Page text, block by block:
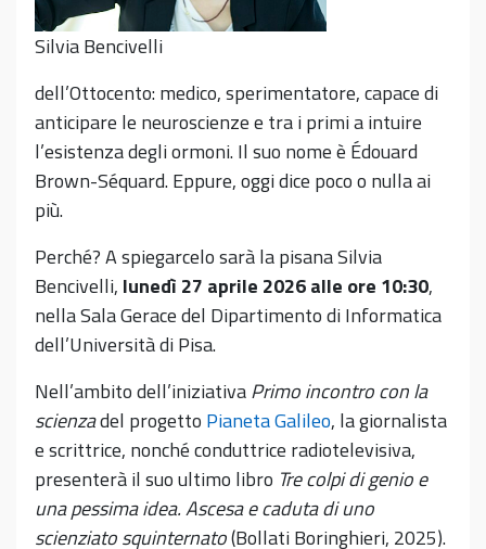
Silvia Bencivelli
dell’Ottocento: medico, sperimentatore, capace di
anticipare le neuroscienze e tra i primi a intuire
l’esistenza degli ormoni. Il suo nome è Édouard
Brown-Séquard. Eppure, oggi dice poco o nulla ai
più.
Perché? A spiegarcelo sarà la pisana Silvia
Bencivelli, lunedì 27 aprile 2026 alle ore 10:30,
nella Sala Gerace del Dipartimento di Informatica
dell’Università di Pisa.
Nell’ambito dell’iniziativaPrimo incontro con la
scienzadel progetto Pianeta Galileo, la giornalista
e scrittrice, nonché conduttrice radiotelevisiva,
presenterà il suo ultimo libro Tre colpi di genio e
una pessima idea. Ascesa e caduta di uno
scienziato squinternato(Bollati Boringhieri, 2025).